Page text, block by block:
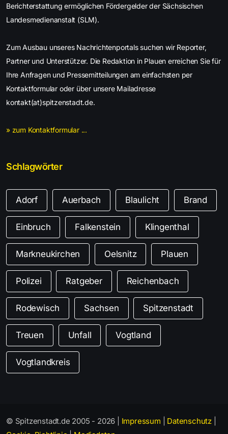
Berichterstattung ermöglichen Fördergelder der Sächsischen
Landesmedienanstalt (SLM).
Zum Ausbau unseres Nachrichtenportals suchen wir Reporter,
Partner und Unterstützer. Die Redaktion in Plauen erreichen Sie für
Ihre Anfragen und Pressemitteilungen am einfachsten per
Kontaktformular oder über unsere Mailadresse
kontakt(at)spitzenstadt.de.
» zum Kontaktformular ...
Schlagwörter
Adorf Auerbach Blaulicht Brand
Einbruch Falkenstein Klingenthal
Markneukirchen Oelsnitz Plauen
Polizei Ratgeber Reichenbach
Rodewisch Sachsen Spitzenstadt
Treuen Unfall Vogtland
Vogtlandkreis
© Spitzenstadt.de 2005 - 2026 | Impressum Datenschutz